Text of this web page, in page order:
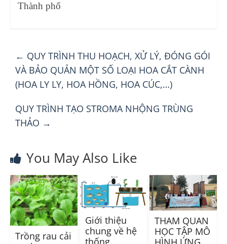
Thành phố
← QUY TRÌNH THU HOẠCH, XỬ LÝ, ĐÓNG GÓI
VÀ BẢO QUẢN MỘT SỐ LOẠI HOA CẮT CÀNH
(HOA LY LY, HOA HỒNG, HOA CÚC,…)
QUY TRÌNH TẠO STROMA NHỘNG TRÙNG
THẢO →
You May Also Like
Trồng rau cải
Giới thiệu
chung về hệ
THAM QUAN
HỌC TẬP MÔ